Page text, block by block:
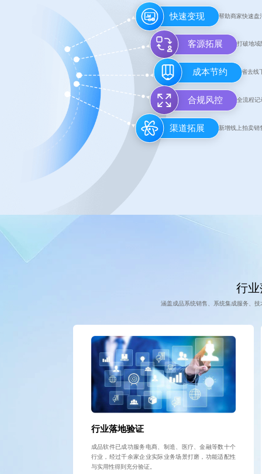
快速变现 帮助商家快速盘
客源拓展 打破地域
成本节约 省去线
合规风控 全流程记
渠道拓展 新增线上拍卖销
行
涵盖成品系统销售、系统集成服务、
行业落地验证
成品软件已成功服务电商、制造、医疗、金融等数十个
行业，经过千余家企业实际业务场景打磨，功能适配性
与实用性得到充分验证。